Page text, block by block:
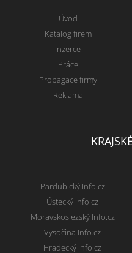
Úvod
Katalog firem
Inzerce
Práce
Propagace firmy
Reklama
Pardubický Info.cz
Ústecký Info.cz
Moravskoslezský Info.cz
Vysočina Info.cz
Hradecký Info.cz